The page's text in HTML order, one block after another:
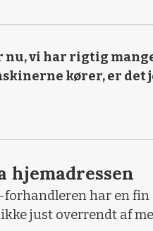
nu, vi har rigtig
kører, er det
hjemadressen
forhandleren har en
just overrendt af